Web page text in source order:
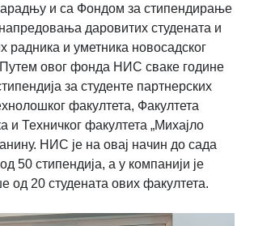
и са Фондом за стипендирање
даровитих студената и
радника и уметника новосадског
Путем овог фонда НИС сваке године
за студенте партнерских
факултета, Факултета
и Техничког факултета „Михајло
НИС је на овај начин до сада
50 стипендија, а у компанији је
од 20 студената ових факултета.